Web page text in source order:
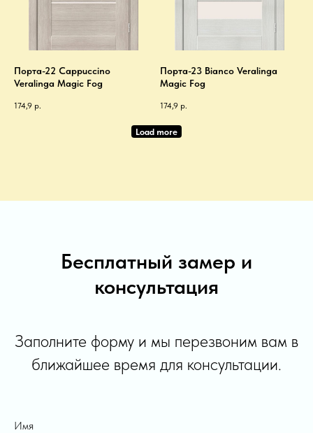
Порта-22 Cappuccino
Veralinga Magic Fog
174,9 р.
Порта-23 Bianco Veralinga
Magic Fog
174,9 р.
Load more
Бесплатный замер и
консультация
Заполните форму и мы перезвоним вам в
ближайшее время для консультации.
Имя